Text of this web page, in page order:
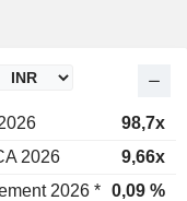
98,7x
2026
9,66x
2026 * 0,09 %